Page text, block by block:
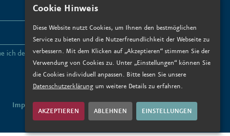
Cookie Hinweis
Diese Website nutzt Cookies, um Ihnen den bestmöglichen
Service zu bieten und die Nutzerfreundlichkeit der Webseite zu
verbessern. Mit dem Klicken auf „Akzeptieren“ stimmen Sie der
Verwendung von Cookies zu. Unter „Einstellungen“ können Sie
die Cookies individuell anpassen. Bitte lesen Sie unsere
Datenschutzerklärung um weitere Details zu erfahren.
AKZEPTIEREN ABLEHNEN EINSTELLUNGEN
ANMELDEN
ich den Datenschutzbedingungen zu.*
Impressum Datenschutz